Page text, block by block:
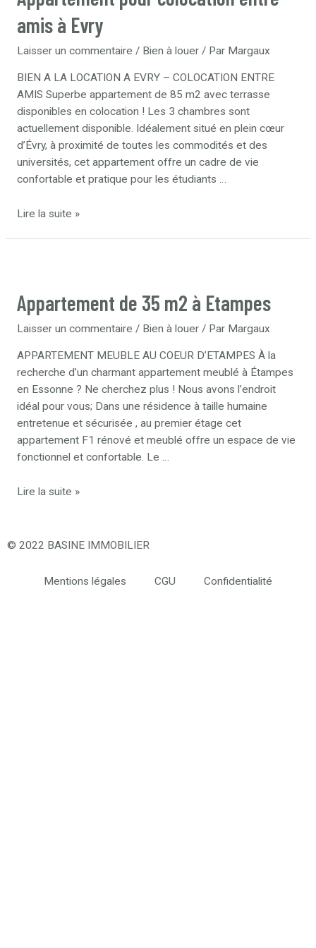
amis à Evry
Laisser un commentaire / Bien à louer/ Par Margaux
BIEN A LA LOCATION A EVRY – COLOCATION ENTRE
AMIS Superbe appartement de 85 m2 avec terrasse
disponibles en colocation ! Les 3 chambres sont
actuellement disponible. Idéalement situé en plein cœur
d’Évry, à proximité de toutes les commodités et des
universités, cet appartement offre un cadre de vie
confortable et pratique pour les étudiants …
Lire la suite »
Appartement de 35 m2 à Etampes
Laisser un commentaire / Bien à louer/ Par Margaux
APPARTEMENT MEUBLE AU COEUR D’ETAMPES À la
recherche d’un charmant appartement meublé à Étampes
en Essonne ? Ne cherchez plus ! Nous avons l’endroit
idéal pour vous; Dans une résidence à taille humaine
entretenue et sécurisée , au premier étage cet
appartement F1 rénové et meublé offre un espace de vie
fonctionnel et confortable. Le …
Lire la suite »
© 2022 BASINE IMMOBILIER
Mentions légales CGU Confidentialité